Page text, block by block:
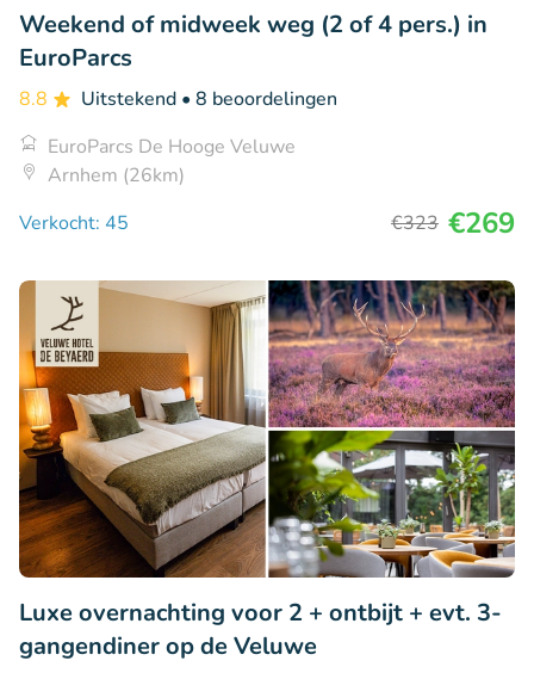
Weekend of midweek weg (2 of 4 pers.) in
EuroParcs
8.8 Uitstekend • 8 beoordelingen
EuroParcs De Hooge Veluwe
Arnhem (26km)
Verkocht: 45
€323 €269
Luxe overnachting voor 2 + ontbijt + evt. 3-
gangendiner op de Veluwe